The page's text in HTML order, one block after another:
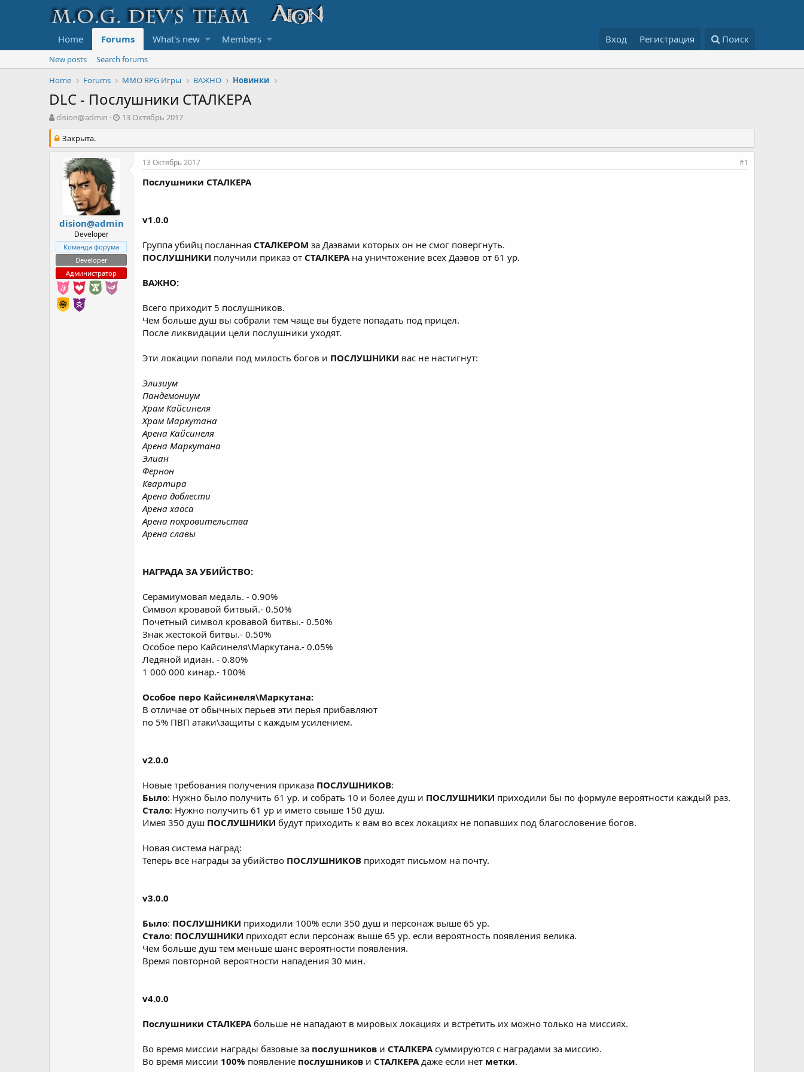
Home Forums What's new Members Вход Регистрация Поиск
New posts
Search forums
Home
Forums MMO RPG Игры ВАЖНО Новинки
DLC - Послушники СТАЛКЕРА
А
т
о
dision@admin
Д
а
и
13 Октябрь 2017
Закрыта.
dision@admin
Developer
Команда форума
Developer
Администратор
13 Октябрь 2017 #1
Послушники СТАЛКЕРА
v1.0.0
Группа убийц посланная СТАЛКЕРОМ за Даэвами которых он не смог повергнуть.
ПОСЛУШНИКИ получили приказ от СТАЛКЕРАна уничтожение всех Даэвов от 61 ур.
ВАЖНО:
Всего приходит 5 послушников.
Чем больше душ вы собрали тем чаще вы будете попадать под прицел.
После ликвидации цели послушники уходят.
Эти локации попали под милость богов и ПОСЛУШНИКИ вас не настигнут:
Элизиум
Пандемониум
Храм Кайсинеля
Храм Маркутана
Арена Кайсинеля
Арена Маркутана
Элиан
Фернон
Квартира
Арена доблести
Арена хаоса
Арена покровительства
Арена славы
НАГРАДА ЗА УБИЙСТВО:
Серамиумовая медаль. - 0.90%
Символ кровавой битвый.- 0.50%
Почетный символ кровавой битвы.- 0.50%
Знак жестокой битвы.- 0.50%
Особое перо Кайсинеля\Маркутана.- 0.05%
Ледяной идиан. - 0.80%
1 000 000 кинар.- 100%
Особое перо Кайсинеля\Маркутана:
В отличае от обычных перьев эти перья прибавляют
по 5% ПВП атаки\защиты с каждым усилением.
v2.0.0
Новые требования получения приказа ПОСЛУШНИКОВ:
Было: Нужно было получить 61 ур. и собрать 10 и более душ и ПОСЛУШНИКИ приходили бы по формуле вероятности каждый раз.
Стало: Нужно получить 61 ур и името свыше 150 душ.
Имея 350 душ ПОСЛУШНИКИ будут приходить к вам во всех локациях не попавших под благословение богов.
Новая система наград:
Теперь все награды за убийство ПОСЛУШНИКОВ приходят письмом на почту.
v3.0.0
Было: ПОСЛУШНИКИ приходили 100% если 350 душ и персонаж выше 65 ур.
Стало: ПОСЛУШНИКИ приходят если персонаж выше 65 ур. если вероятность появления велика.
Чем больше душ тем меньше шанс вероятности появления.
Время повторной вероятности нападения 30 мин.
v4.0.0
Послушники СТАЛКЕРАбольше не нападают в мировых локациях и встретить их можно только на миссиях.
Во время миссии награды базовые за послушников и СТАЛКЕРАсуммируются с наградами за миссию.
Во время миссии 100% появление послушников и СТАЛКЕРАдаже если нет метки.